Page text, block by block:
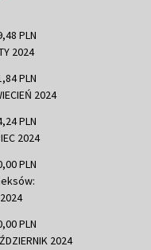
PLN
2024
PLN
2024
PLN
2024
PLN
PLN
2024